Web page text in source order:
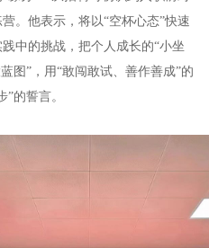
。他表示，将以“空杯心态”快速
中的挑战，把个人成长的“小坐
图”，用“敢闯敢试、善作善成”的
的誓言。